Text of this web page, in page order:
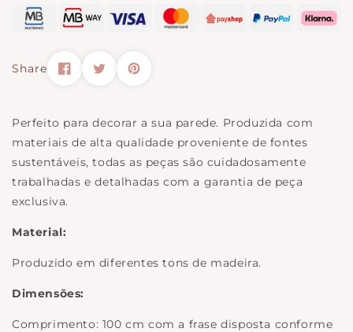
Share
Perfeito para decorar a sua parede. Produzida com
materiais de alta qualidade proveniente de fontes
sustentáveis, todas as peças são cuidadosamente
trabalhadas e detalhadas com a garantia de peça
exclusiva.
Material:
Produzido em diferentes tons de madeira.
Dimensões:
Comprimento: 100 cm com a frase disposta conforme